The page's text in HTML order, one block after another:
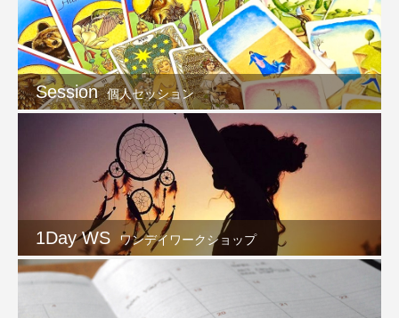
Session 個人セッション
1Day WS ワンデイワークショップ